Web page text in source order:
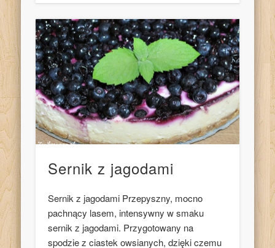
Sernik z jagodami
Sernik z jagodami Przepyszny, mocno
pachnący lasem, intensywny w smaku
sernik z jagodami. Przygotowany na
spodzie z ciastek owsianych, dzięki czemu